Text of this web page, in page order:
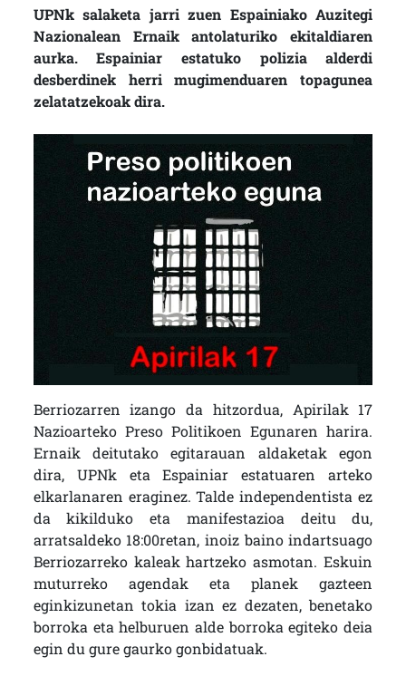
UPNk salaketa jarri zuen Espainiako Auzitegi
Nazionalean Ernaik antolaturiko ekitaldiaren
aurka. Espainiar estatuko polizia alderdi
desberdinek herri mugimenduaren topagunea
zelatatzekoak dira.
Berriozarren izango da hitzordua, Apirilak 17
Nazioarteko Preso Politikoen Egunaren harira.
Ernaik deitutako egitarauan aldaketak egon
dira, UPNk eta Espainiar estatuaren arteko
elkarlanaren eraginez. Talde independentista ez
da kikilduko eta manifestazioa deitu du,
arratsaldeko 18:00retan, inoiz baino indartsuago
Berriozarreko kaleak hartzeko asmotan. Eskuin
muturreko agendak eta planek gazteen
eginkizunetan tokia izan ez dezaten, benetako
borroka eta helburuen alde borroka egiteko deia
egin du gure gaurko gonbidatuak.